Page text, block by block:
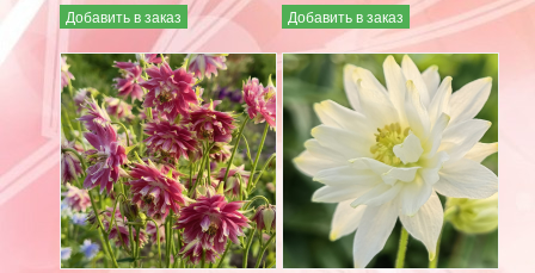
Добавить в заказ Добавить в заказ